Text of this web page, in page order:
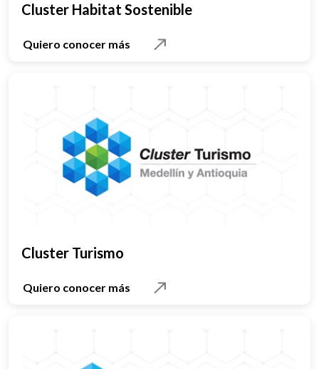
Cluster Habitat Sostenible
Quiero conocer más
Cluster Turismo
Quiero conocer más